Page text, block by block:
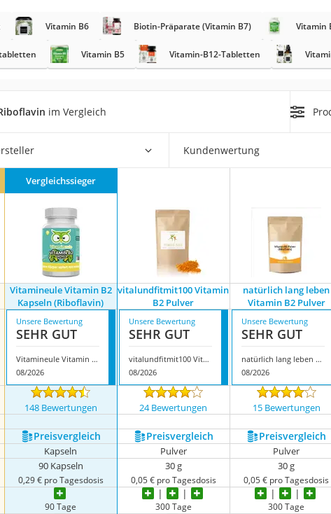
Nackenmassagegerät
Zeckenschutz Katze
Haartrockner
Vitamin B6 Biotin-Präparate (Vitamin B7) Vitamin
Vitamin B5 Vitamin-B12-Tabletten
im Vergleich
Kundenwertung
Vergleichssieger
Vitamineule Vitamin B2
Kapseln (Riboflavin)
vitalundfitmit100 Vitamin
B2 Pulver
natürlich lang leben
Vitamin B2 Pulver
Unsere Bewertung
SEHR GUT
Vitamineule Vitamin B2 Kapseln (Riboflavin)
08/2026
Unsere Bewertung
SEHR GUT
vitalundfitmit100 Vitamin B2 Pulver
08/2026
Unsere Bewertung
SEHR GUT
natürlich lang leben Vitamin B2 Pulver
08/2026
148 Bewertungen 24 Bewertungen 15 Bewertungen
Preis­vergleich Preis­vergleich Preis­vergleich
Kapseln Pulver Pulver
90 Kapseln
0,29 € pro Tagesdosis
30 g
0,05 € pro Tagesdosis
30 g
0,05 € pro Tagesdosis
90 Tage 300 Tage 300 Tage